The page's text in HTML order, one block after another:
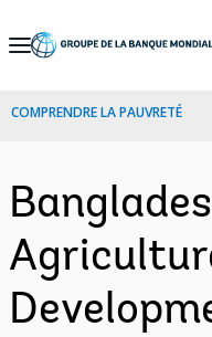
Skip
Navigation
COMPRENDRE LA PAUVRETÉ